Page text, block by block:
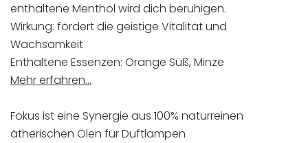
enthaltene Menthol wird dich beruhigen.
Wirkung: fördert die geistige Vitalität und
Wachsamkeit
Enthaltene Essenzen: Orange Süß, Minze
Mehr erfahren…
Fokus ist eine Synergie aus 100% naturreinen
ätherischen Ölen für Duftlampen